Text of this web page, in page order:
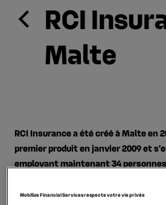
RCI
Malte
RCI Insurance a été créé à Malte en
premier produit en janvier 2009 et
employant maintenant 34 personnes
les sexes.
Mobilize Financial Services respecte votre vie privée